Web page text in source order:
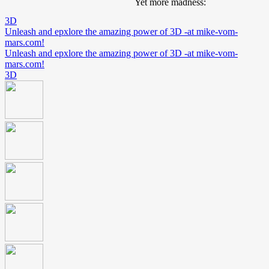
3D
Unleash and epxlore the amazing power of 3D -at mike-vom-
mars.com!
Unleash and epxlore the amazing power of 3D -at mike-vom-
mars.com!
3D
Yet more madness: